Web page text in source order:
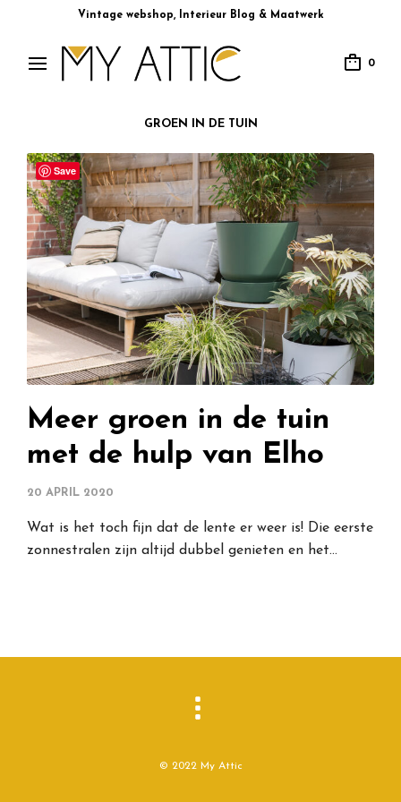
Vintage webshop, Interieur Blog & Maatwerk
0
GROEN IN DE TUIN
Meer groen in de tuin
met de hulp van Elho
20 APRIL 2020
Wat is het toch fijn dat de lente er weer is! Die eerste
zonnestralen zijn altijd dubbel genieten en het…
© 2022 My Attic
Save